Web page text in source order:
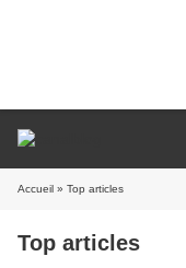
Accueil » Top articles
Top articles